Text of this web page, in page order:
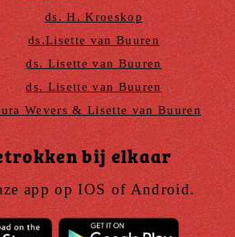
ds. H. Kroeskop
ds.Lisette van Buuren
ds. Lisette van Buuren
ds. Lisette van Buuren
Wevers & Lisette van Buuren
bij elkaar
app op IOS of Android.